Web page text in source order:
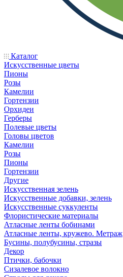
Каталог
Искусственные цветы
Пионы
Розы
Камелии
Гортензии
Орхидеи
Герберы
Полевые цветы
Головы цветов
Камелии
Розы
Пионы
Гортензии
Другие
Искусственная зелень
Искусственные добавки, зелень
Искусственные суккуленты
Флористические материалы
Атласные ленты бобинами
Атласные ленты, кружево. Метраж
Бусины, полубусины, стразы
Декор
Птички, бабочки
Сизалевое волокно